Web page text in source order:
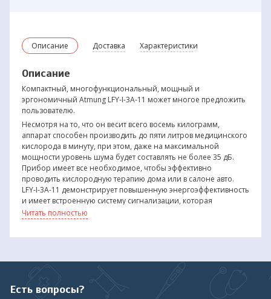
Описание Доставка Характеристики
Описание
Компактный, многофункциональный, мощный и
эргономичный Atmung LFY-I-3A-11 может многое предложить
пользователю.
Несмотря на то, что он весит всего восемь килограмм,
аппарат способен производить до пяти литров медицинского
кислорода в минуту, при этом, даже на максимальной
мощности уровень шума будет составлять не более 35 дБ.
Прибор имеет все необходимое, чтобы эффективно
проводить кислородную терапию дома или в салоне авто.
LFY-I-3A-11 демонстрирует повышенную энергоэффективность
и имеет встроенную систему сигнализации, которая
срабатывает в двух случаях: при внезапном отключении
питания и перегреве. Кроме того, базовый комплект поставки
Читать полностью
Есть вопросы?